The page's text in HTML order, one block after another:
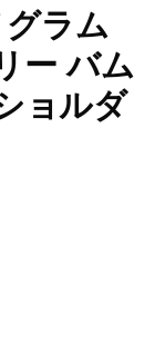
ラム
ー バム
ョルダ